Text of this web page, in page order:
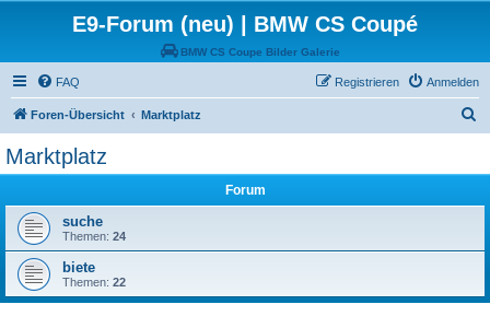
E9-Forum (neu) | BMW CS Coupé
BMW CS Coupe Bilder Galerie
FAQ Anmelden
Registrieren
Foren-Übersicht Marktplatz
Marktplatz
Forum
suche
Themen: 24
biete
Themen: 22